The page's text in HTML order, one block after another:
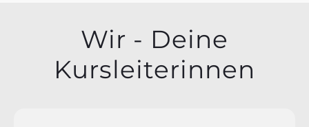
Wir - Deine
Kursleiterinnen